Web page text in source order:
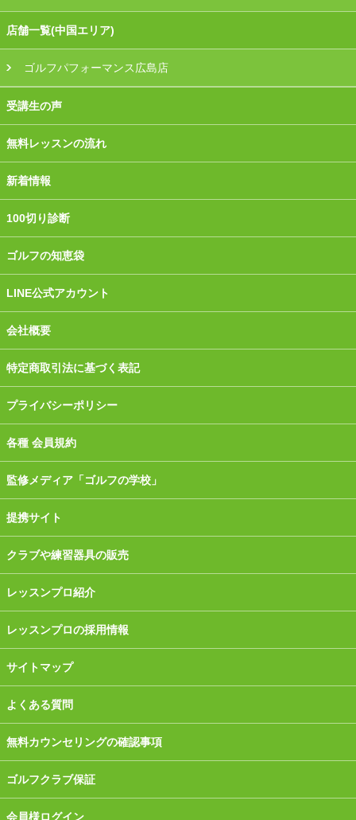
店舗一覧(中国エリア)
ゴルフパフォーマンス広島店
受講生の声
無料レッスンの流れ
新着情報
100切り診断
ゴルフの知恵袋
LINE公式アカウント
会社概要
特定商取引法に基づく表記
プライバシーポリシー
各種 会員規約
監修メディア「ゴルフの学校」
提携サイト
クラブや練習器具の販売
レッスンプロ紹介
レッスンプロの採用情報
サイトマップ
よくある質問
無料カウンセリングの確認事項
ゴルフクラブ保証
会員様ログイン